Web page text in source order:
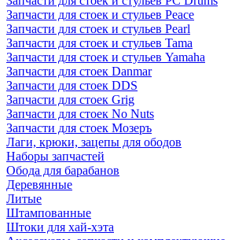
Запчасти для стоек и стульев Peace
Запчасти для стоек и стульев Pearl
Запчасти для стоек и стульев Tama
Запчасти для стоек и стульев Yamaha
Запчасти для стоек Danmar
Запчасти для стоек DDS
Запчасти для стоек Grig
Запчасти для стоек No Nuts
Запчасти для стоек Мозеръ
Лаги, крюки, зацепы для ободов
Наборы запчастей
Обода для барабанов
Деревянные
Литые
Штампованные
Штоки для хай-хэта